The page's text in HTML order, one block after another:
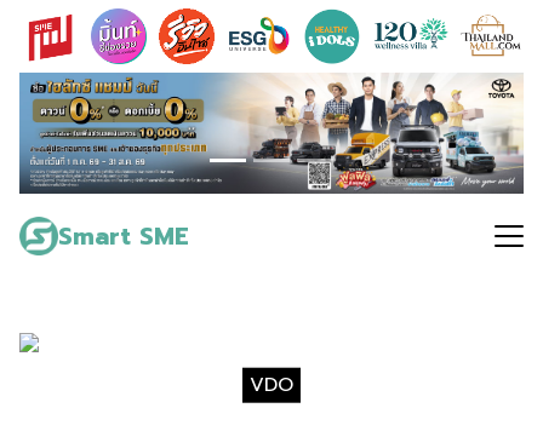
Skip
content
Smart SME
Search
for:
VDO